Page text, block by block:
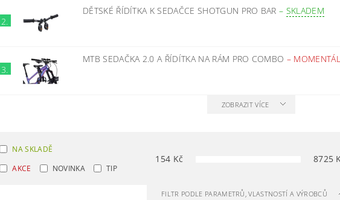
2.
DĚTSKÉ ŘÍDÍTKA K SEDAČCE SHOTGUN PRO BAR– SKLADEM
3.
MTB SEDAČKA 2.0 A ŘÍDÍTKA NA RÁM PRO COMBO –
ZOBRAZIT VÍCE
NA SKLADĚ
AKCE
NOVINKA TIP
154 Kč 8725
FILTR PODLE PARAMETRŮ, VLASTNOSTÍ A VÝROBCŮ